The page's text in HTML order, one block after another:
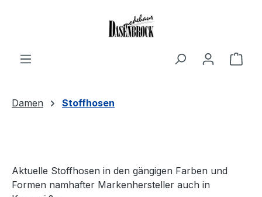
Damen Stoffhosen
Aktuelle Stoffhosen in den gängigen Farben und
Formen namhafter Markenhersteller auch in